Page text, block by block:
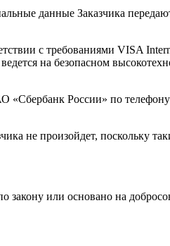
данные Заказчика
с требованиями VISA
на безопасном
«Сбербанк России» по
не произойдет, поскольку
закону или основано на